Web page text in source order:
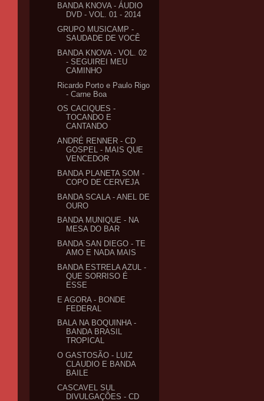
BANDA KNOVA - ÁUDIO
DVD - VOL. 01 - 2014
GRUPO MUSICAMP -
SAUDADE DE VOCÊ
BANDA KNOVA - VOL. 02
- SEGUIREI MEU
CAMINHO
Ricardo Porto e Paulo Rigo
- Carne Boa
OS CACIQUES -
TOCANDO E
CANTANDO
ANDRÉ RENNER - CD
GOSPEL - MAIS QUE
VENCEDOR
BANDA PLANETA SOM -
COPO DE CERVEJA
BANDA SCALA - ANEL DE
OURO
BANDA MUNIQUE - NA
MESA DO BAR
BANDA SAN DIEGO - TE
AMO E NADA MAIS
BANDA ESTRELA AZUL -
QUE SORRISO É
ESSE
E AGORA - BONDE
FEDERAL
BALA NA BOQUINHA -
BANDA BRASIL
TROPICAL
O GASTOSÃO - LUIZ
CLAUDIO E BANDA
BAILE
CASCAVEL SUL
DIVULGAÇÕES - CD